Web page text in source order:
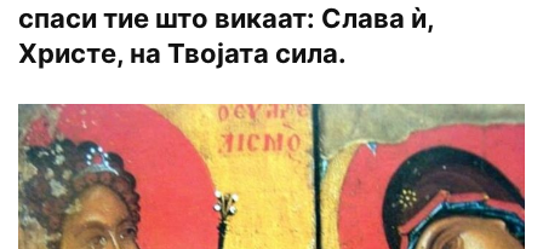
спаси тие што викаат: Слава ѝ,
Христе, на Твојата сила.